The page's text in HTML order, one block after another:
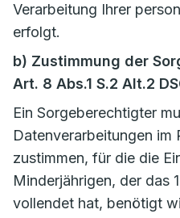
Verarbeitung Ihrer
erfolgt.
b) Zustimmung der
Art. 8 Abs.1 S.2 Alt.2
Ein Sorgeberechtigter
Datenverarbeitungen im
zustimmen, für die die
Minderjährigen, der das
vollendet hat, benötigt